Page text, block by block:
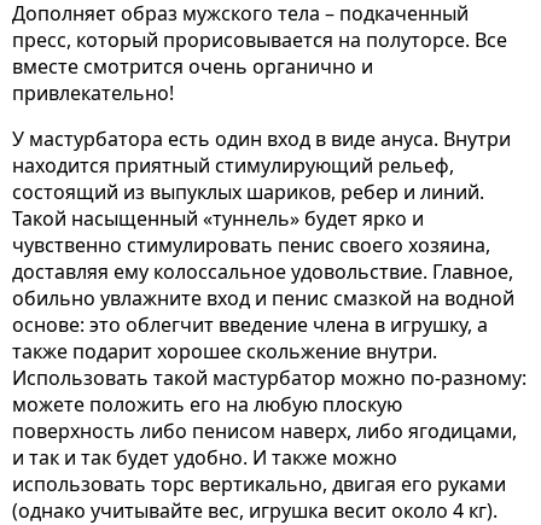
Дополняет образ мужского тела – подкаченный
пресс, который прорисовывается на полуторсе. Все
вместе смотрится очень органично и
привлекательно!
У мастурбатора есть один вход в виде ануса. Внутри
находится приятный стимулирующий рельеф,
состоящий из выпуклых шариков, ребер и линий.
Такой насыщенный «туннель» будет ярко и
чувственно стимулировать пенис своего хозяина,
доставляя ему колоссальное удовольствие. Главное,
обильно увлажните вход и пенис смазкой на водной
основе: это облегчит введение члена в игрушку, а
также подарит хорошее скольжение внутри.
Использовать такой мастурбатор можно по-разному:
можете положить его на любую плоскую
поверхность либо пенисом наверх, либо ягодицами,
и так и так будет удобно. И также можно
использовать торс вертикально, двигая его руками
(однако учитывайте вес, игрушка весит около 4 кг).